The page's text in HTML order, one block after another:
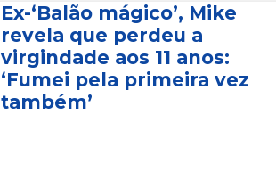
Ex-‘Balão mágico’, Mike
revela que perdeu a
virgindade aos 11 anos:
‘Fumei pela primeira vez
também’